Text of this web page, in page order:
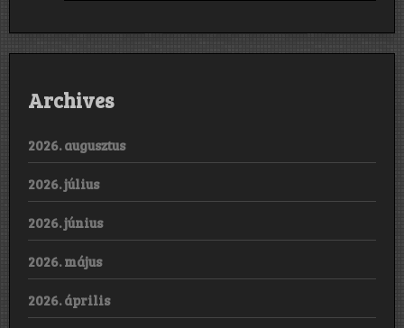
Archives
2026. augusztus
2026. július
2026. június
2026. május
2026. április